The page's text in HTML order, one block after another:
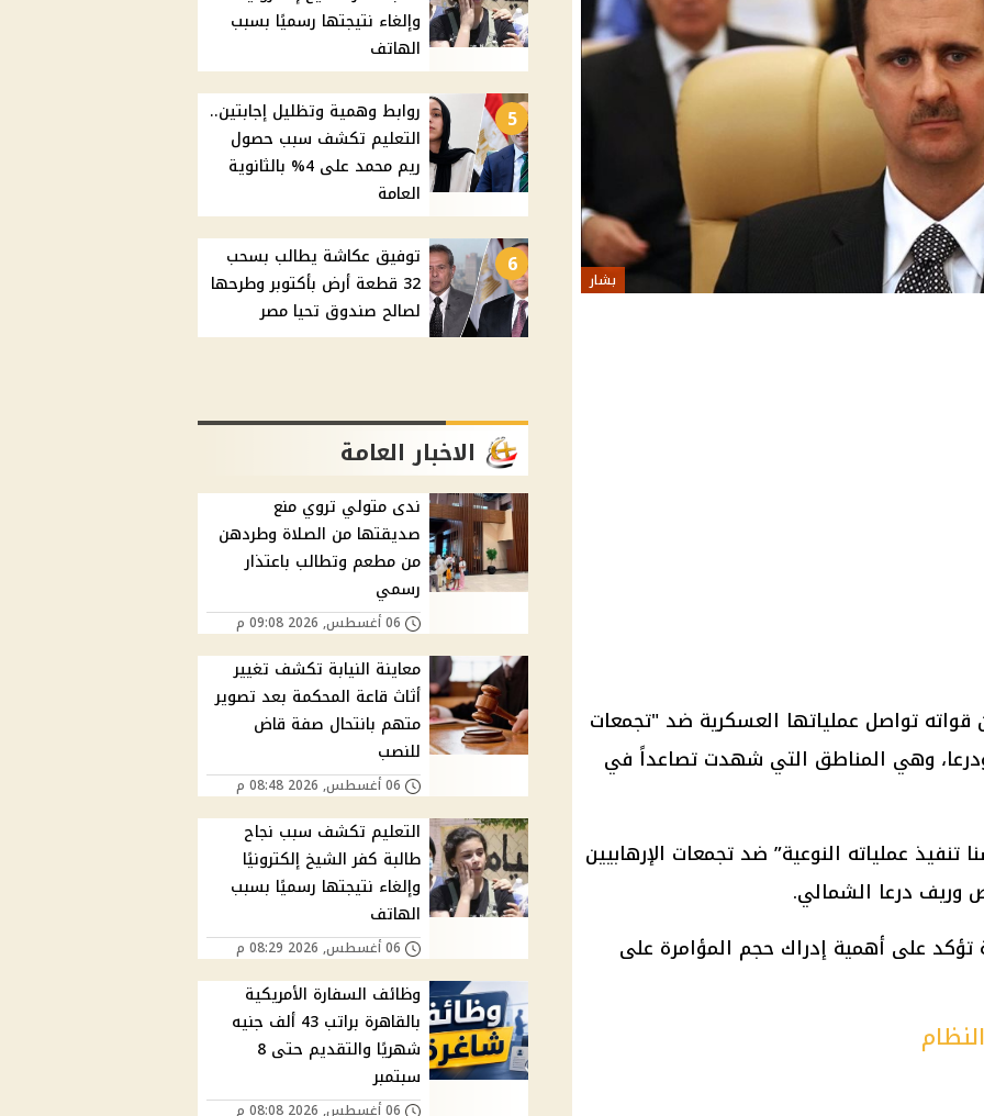
بشار
تواصل عملياتها العسكرية ضد "تجمعات
وهي المناطق التي شهدت تصاعداً في
عملياته النوعية” ضد تجمعات الإرهابيين
وريف درعا الشمالي.
تؤكد على أهمية إدراك حجم المؤامرة على
وإلغاء نتيجتها رسميًا بسبب
الهاتف
5
روابط وهمية وتظليل إجابتين..
التعليم تكشف سبب حصول
ريم محمد على 4% بالثانوية
العامة
6
توفيق عكاشة يطالب بسحب
32 قطعة أرض بأكتوبر وطرحها
لصالح صندوق تحيا مصر
الاخبار العامة
ندى متولي تروي منع
صديقتها من الصلاة وطردهن
من مطعم وتطالب باعتذار
رسمي
06 أغسطس, 2026 09:08 م
معاينة النيابة تكشف تغيير
أثاث قاعة المحكمة بعد تصوير
متهم بانتحال صفة قاض
للنصب
06 أغسطس, 2026 08:48 م
التعليم تكشف سبب نجاح
طالبة كفر الشيخ إلكترونيًا
وإلغاء نتيجتها رسميًا بسبب
الهاتف
06 أغسطس, 2026 08:29 م
وظائف السفارة الأمريكية
بالقاهرة براتب 43 ألف جنيه
شهريًا والتقديم حتى 8
سبتمبر
06 أغسطس, 2026 08:08 م